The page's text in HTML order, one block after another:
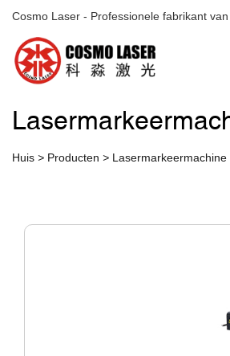
Cosmo Laser - Professionele fabrikant
Huis > Producten > Lasermarkeermachine